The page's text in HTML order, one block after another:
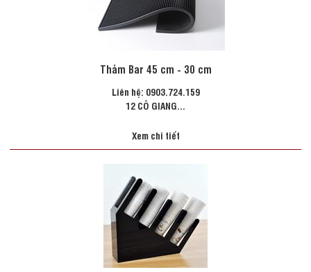
Thảm Bar 45 cm - 30 cm
Liên hệ: 0903.724.159
12 CÔ GIANG...
Xem chi tiết